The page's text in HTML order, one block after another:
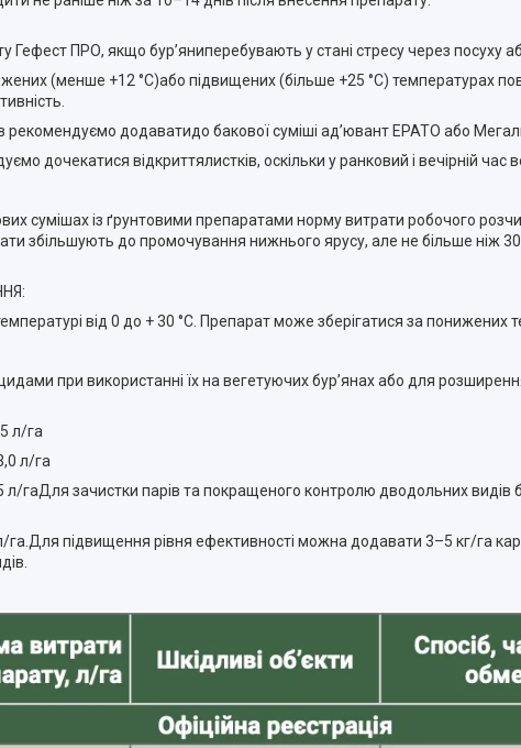
Гефест ПРО, якщо бур’яниперебувають у стані стресу через посуху
(менше +12 °C)або підвищених (більше +25 °C) температурах
рекомендуємо додаватидо бакової суміші ад’ювант ЕРАТО або
дочекатися відкриттялистків, оскільки у ранковий і вечірній
сумішах із ґрунтовими препаратами норму витрати робочого
збільшують до промочування нижнього ярусу, але не більше ніж
від 0 до + 30 °C. Препарат може зберігатися за понижених
при використанні їх на вегетуючих бур’янах або для
л/га
л/га
гаДля зачистки парів та покращеного контролю дводольних видів
підвищення рівня ефективності можна додавати 3–5 кг/га